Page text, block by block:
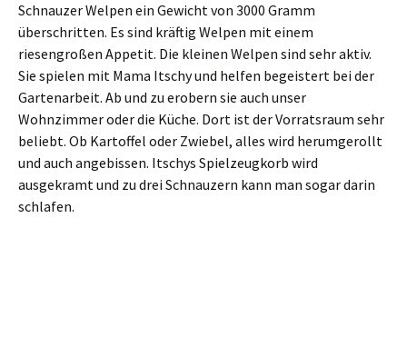
Schnauzer Welpen ein Gewicht von 3000 Gramm
überschritten. Es sind kräftig Welpen mit einem
riesengroßen Appetit. Die kleinen Welpen sind sehr aktiv.
Sie spielen mit Mama Itschy und helfen begeistert bei der
Gartenarbeit. Ab und zu erobern sie auch unser
Wohnzimmer oder die Küche. Dort ist der Vorratsraum sehr
beliebt. Ob Kartoffel oder Zwiebel, alles wird herumgerollt
und auch angebissen. Itschys Spielzeugkorb wird
ausgekramt und zu drei Schnauzern kann man sogar darin
schlafen.